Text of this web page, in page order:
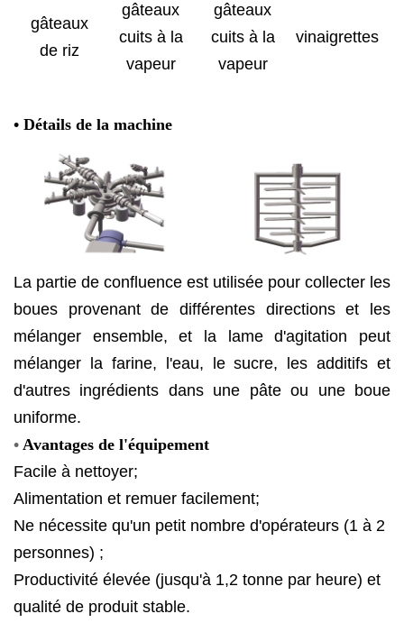
gâteaux
de riz
gâteaux
cuits à la
vapeur
gâteaux
cuits à la
vapeur
vinaigrettes
• Détails de la machine
La partie de confluence est utilisée pour collecter les
boues provenant de différentes directions et les
mélanger ensemble, et la lame d'agitation peut
mélanger la farine, l'eau, le sucre, les additifs et
d'autres ingrédients dans une pâte ou une boue
uniforme.
• Avantages de l'équipement
Facile à nettoyer;
Alimentation et remuer facilement;
Ne nécessite qu'un petit nombre d'opérateurs (1 à 2
personnes) ;
Productivité élevée (jusqu'à 1,2 tonne par heure) et
qualité de produit stable.